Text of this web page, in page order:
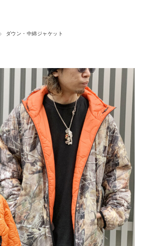
ダウン・中綿ジャケット